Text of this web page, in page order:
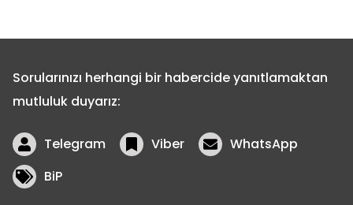
Sorularınızı herhangi bir habercide yanıtlamaktan
mutluluk duyarız:
Telegram Viber
WhatsApp
BiP